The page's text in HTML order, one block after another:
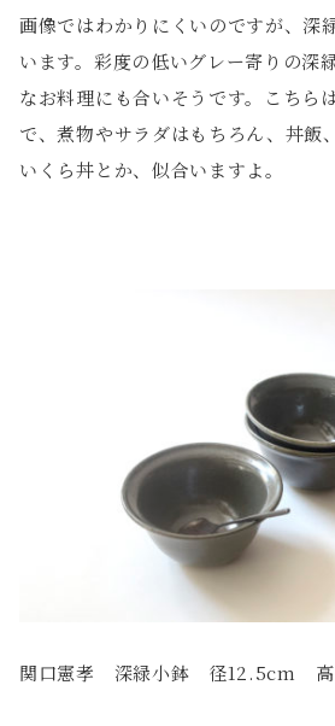
画像ではわかりにくいのですが、深
います。彩度の低いグレー寄りの深
なお料理にも合いそうです。こちら
で、煮物やサラダはもちろん、丼飯
いくら丼とか、似合いますよ。
関口憲孝 深緑小鉢 径12.5cm